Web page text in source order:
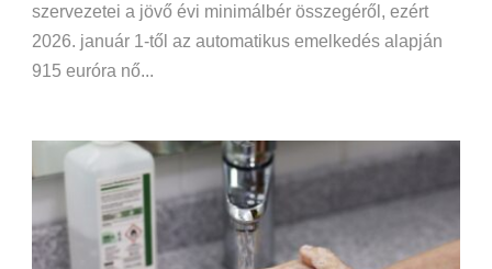
szervezetei a jövő évi minimálbér összegéről, ezért
2026. január 1-től az automatikus emelkedés alapján
915 euróra nő...